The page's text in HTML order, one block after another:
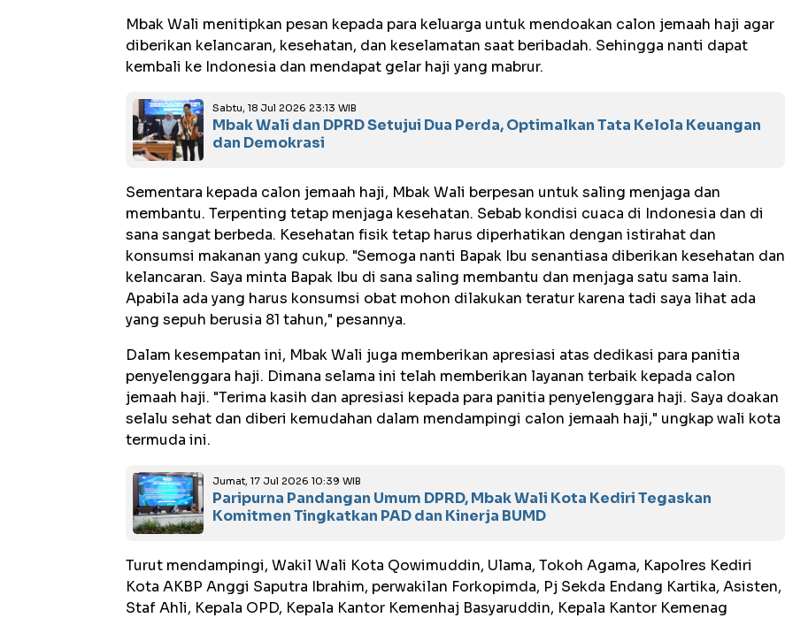
Mbak Wali menitipkan pesan kepada para keluarga untuk mendoakan calon jemaah haji agar
diberikan kelancaran, kesehatan, dan keselamatan saat beribadah. Sehingga nanti dapat
kembali ke Indonesia dan mendapat gelar haji yang mabrur.
Sabtu, 18 Jul 2026 23:13 WIB
Mbak Wali dan DPRD Setujui Dua Perda, Optimalkan Tata Kelola Keuangan
dan Demokrasi
Sementara kepada calon jemaah haji, Mbak Wali berpesan untuk saling menjaga dan
membantu. Terpenting tetap menjaga kesehatan. Sebab kondisi cuaca di Indonesia dan di
sana sangat berbeda. Kesehatan fisik tetap harus diperhatikan dengan istirahat dan
konsumsi makanan yang cukup. "Semoga nanti Bapak Ibu senantiasa diberikan kesehatan dan
kelancaran. Saya minta Bapak Ibu di sana saling membantu dan menjaga satu sama lain.
Apabila ada yang harus konsumsi obat mohon dilakukan teratur karena tadi saya lihat ada
yang sepuh berusia 81 tahun," pesannya.
Dalam kesempatan ini, Mbak Wali juga memberikan apresiasi atas dedikasi para panitia
penyelenggara haji. Dimana selama ini telah memberikan layanan terbaik kepada calon
jemaah haji. "Terima kasih dan apresiasi kepada para panitia penyelenggara haji. Saya doakan
selalu sehat dan diberi kemudahan dalam mendampingi calon jemaah haji," ungkap wali kota
termuda ini.
Jumat, 17 Jul 2026 10:39 WIB
Paripurna Pandangan Umum DPRD, Mbak Wali Kota Kediri Tegaskan
Komitmen Tingkatkan PAD dan Kinerja BUMD
Turut mendampingi, Wakil Wali Kota Qowimuddin, Ulama, Tokoh Agama, Kapolres Kediri
Kota AKBP Anggi Saputra Ibrahim, perwakilan Forkopimda, Pj Sekda Endang Kartika, Asisten,
Staf Ahli, Kepala OPD, Kepala Kantor Kemenhaj Basyaruddin, Kepala Kantor Kemenag